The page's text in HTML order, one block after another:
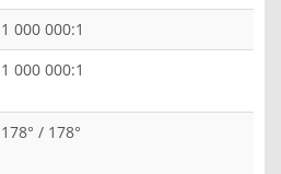
1 000 000:1
1 000 000:1
178° / 178°